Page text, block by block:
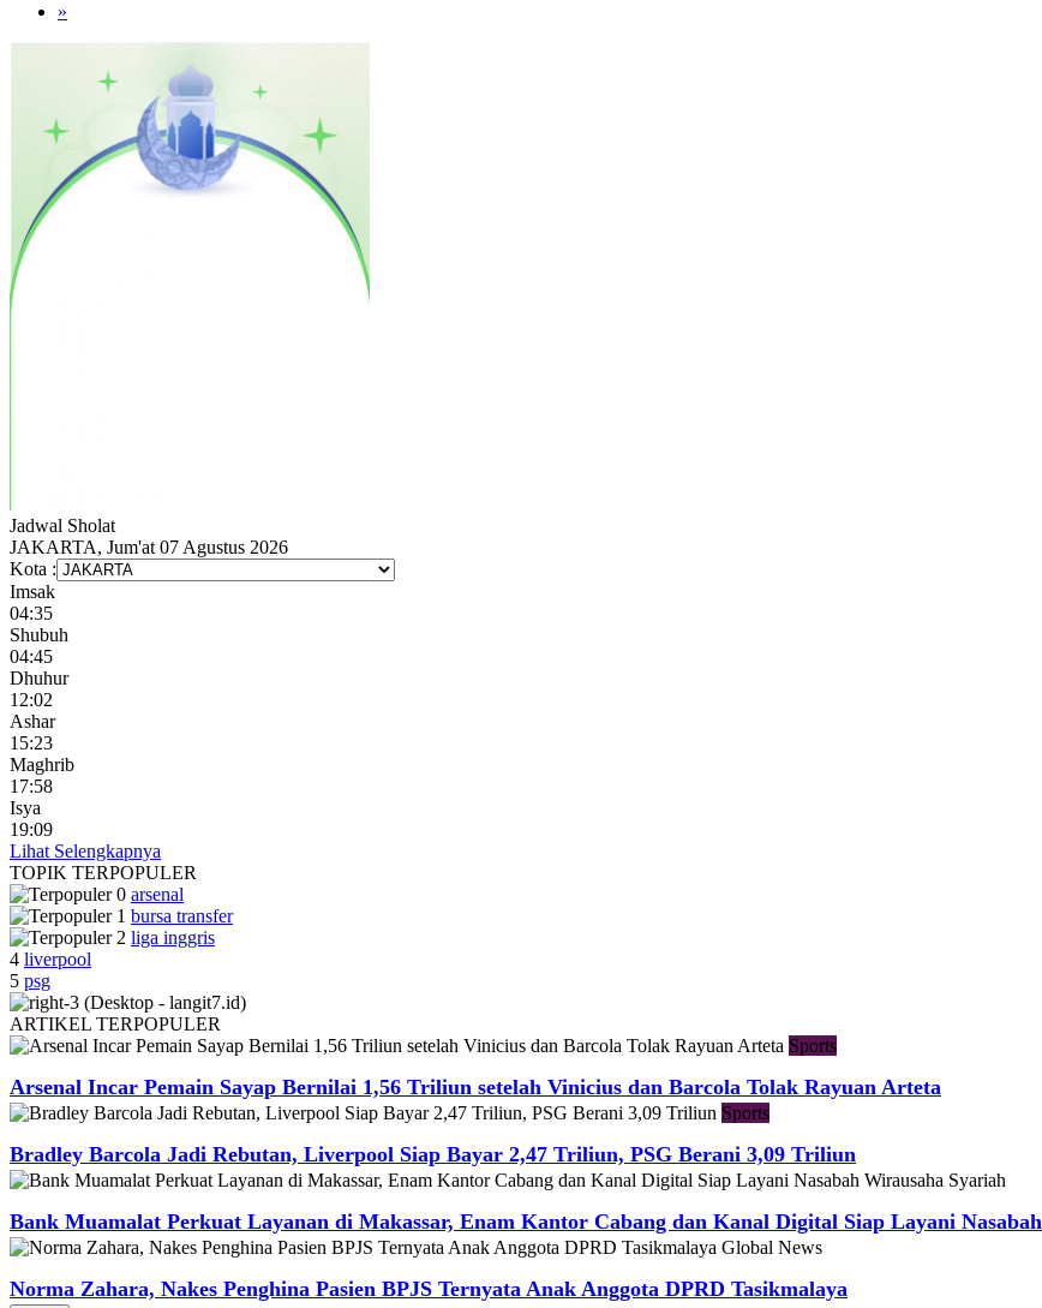
»
Jadwal Sholat
JAKARTA, Jum'at 07 Agustus 2026
Kota :
Imsak
04:35
Shubuh
04:45
Dhuhur
12:02
Ashar
15:23
Maghrib
17:58
Isya
19:09
Lihat Selengkapnya
TOPIK TERPOPULER
arsenal
bursa transfer
liga inggris
4 liverpool
5 psg
ARTIKEL TERPOPULER
Sports
Arsenal Incar Pemain Sayap Bernilai 1,56 Triliun setelah Vinicius dan Barcola Tolak Rayuan Arteta
Sports
Bradley Barcola Jadi Rebutan, Liverpool Siap Bayar 2,47 Triliun, PSG Berani 3,09 Triliun
Wirausaha Syariah
Bank Muamalat Perkuat Layanan di Makassar, Enam Kantor Cabang dan Kanal Digital Siap Layani Nasabah
Global News
Norma Zahara, Nakes Penghina Pasien BPJS Ternyata Anak Anggota DPRD Tasikmalaya